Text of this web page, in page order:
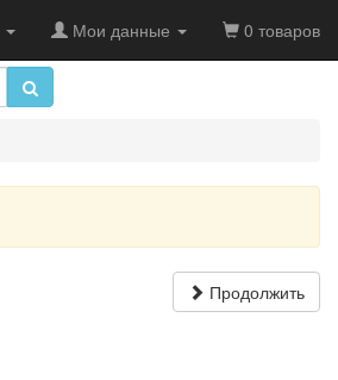
Мои данные 0 товаров
Продолжить